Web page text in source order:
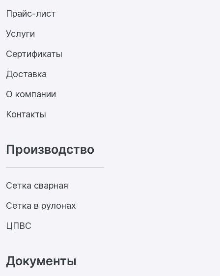
Производство
Сетка сварная
Сетка в рулонах
ЦПВС
Прайс-лист
Услуги
Сертификаты
Доставка
О компании
Контакты
Документы